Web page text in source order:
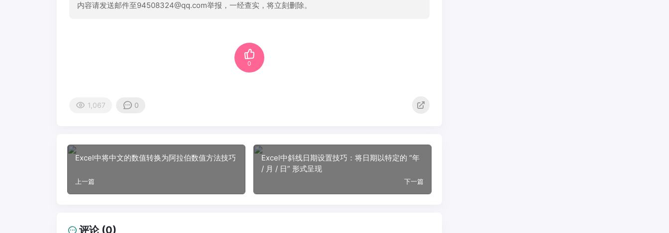
内容请发送邮件至94508324@qq.com举报，一经查实，将立刻删除。
0
1,067 0
Excel中将中文的数值转换为阿拉伯数值方法技巧
上一篇
Excel中斜线日期设置技巧：将日期以特定的 “年
/ 月 / 日” 形式呈现
下一篇
评论 (0)